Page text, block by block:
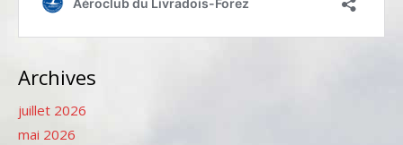
Archives
juillet 2026
mai 2026